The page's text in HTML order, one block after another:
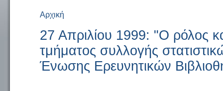
Είστε εδώ
Αρχική
27 Απριλίου 1999: "Ο ρόλος
τμήματος συλλογής
Ένωσης Ερευνητικών